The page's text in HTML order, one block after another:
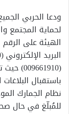
ودعا الحربي
لحماية المجتمع
باستقبال
نظام الجمارك
للمُبلّغ في حال